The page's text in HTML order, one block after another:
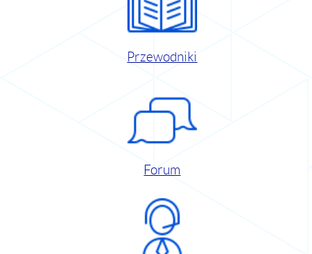
Przewodniki
Forum